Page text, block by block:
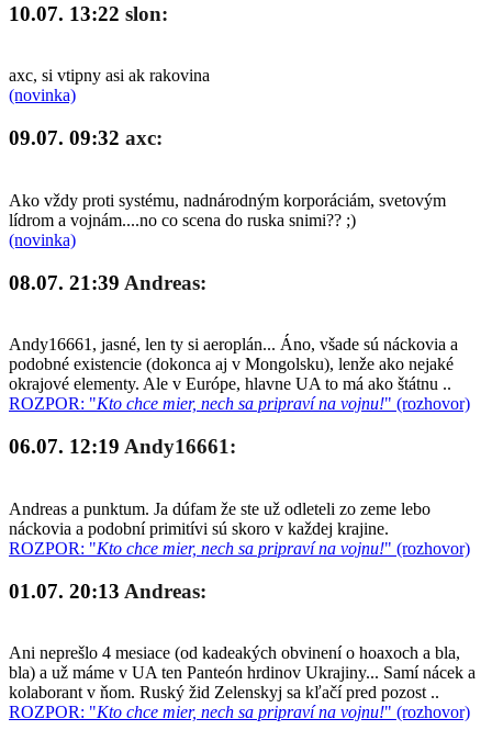
10.07. 13:22 slon:
axc, si vtipny asi ak rakovina
(novinka)
09.07. 09:32 axc:
Ako vždy proti systému, nadnárodným korporáciám, svetovým
lídrom a vojnám....no co scena do ruska snimi?? ;)
(novinka)
08.07. 21:39 Andreas:
Andy16661, jasné, len ty si aeroplán... Áno, všade sú náckovia a
podobné existencie (dokonca aj v Mongolsku), lenže ako nejaké
okrajové elementy. Ale v Európe, hlavne UA to má ako štátnu ..
ROZPOR: "Kto chce mier, nech sa pripraví na vojnu!" (rozhovor)
06.07. 12:19 Andy16661:
Andreas a punktum. Ja dúfam že ste už odleteli zo zeme lebo
náckovia a podobní primitívi sú skoro v každej krajine.
ROZPOR: "Kto chce mier, nech sa pripraví na vojnu!" (rozhovor)
01.07. 20:13 Andreas:
Ani neprešlo 4 mesiace (od kadeakých obvinení o hoaxoch a bla,
bla) a už máme v UA ten Panteón hrdinov Ukrajiny... Samí nácek a
kolaborant v ňom. Ruský žid Zelenskyj sa kľačí pred pozost ..
ROZPOR: "Kto chce mier, nech sa pripraví na vojnu!" (rozhovor)